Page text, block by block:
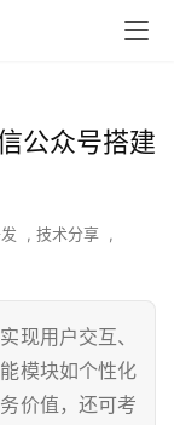
公众号搭建
, 技术分享 ,
现用户交互、
模块如个性化
价值，还可考